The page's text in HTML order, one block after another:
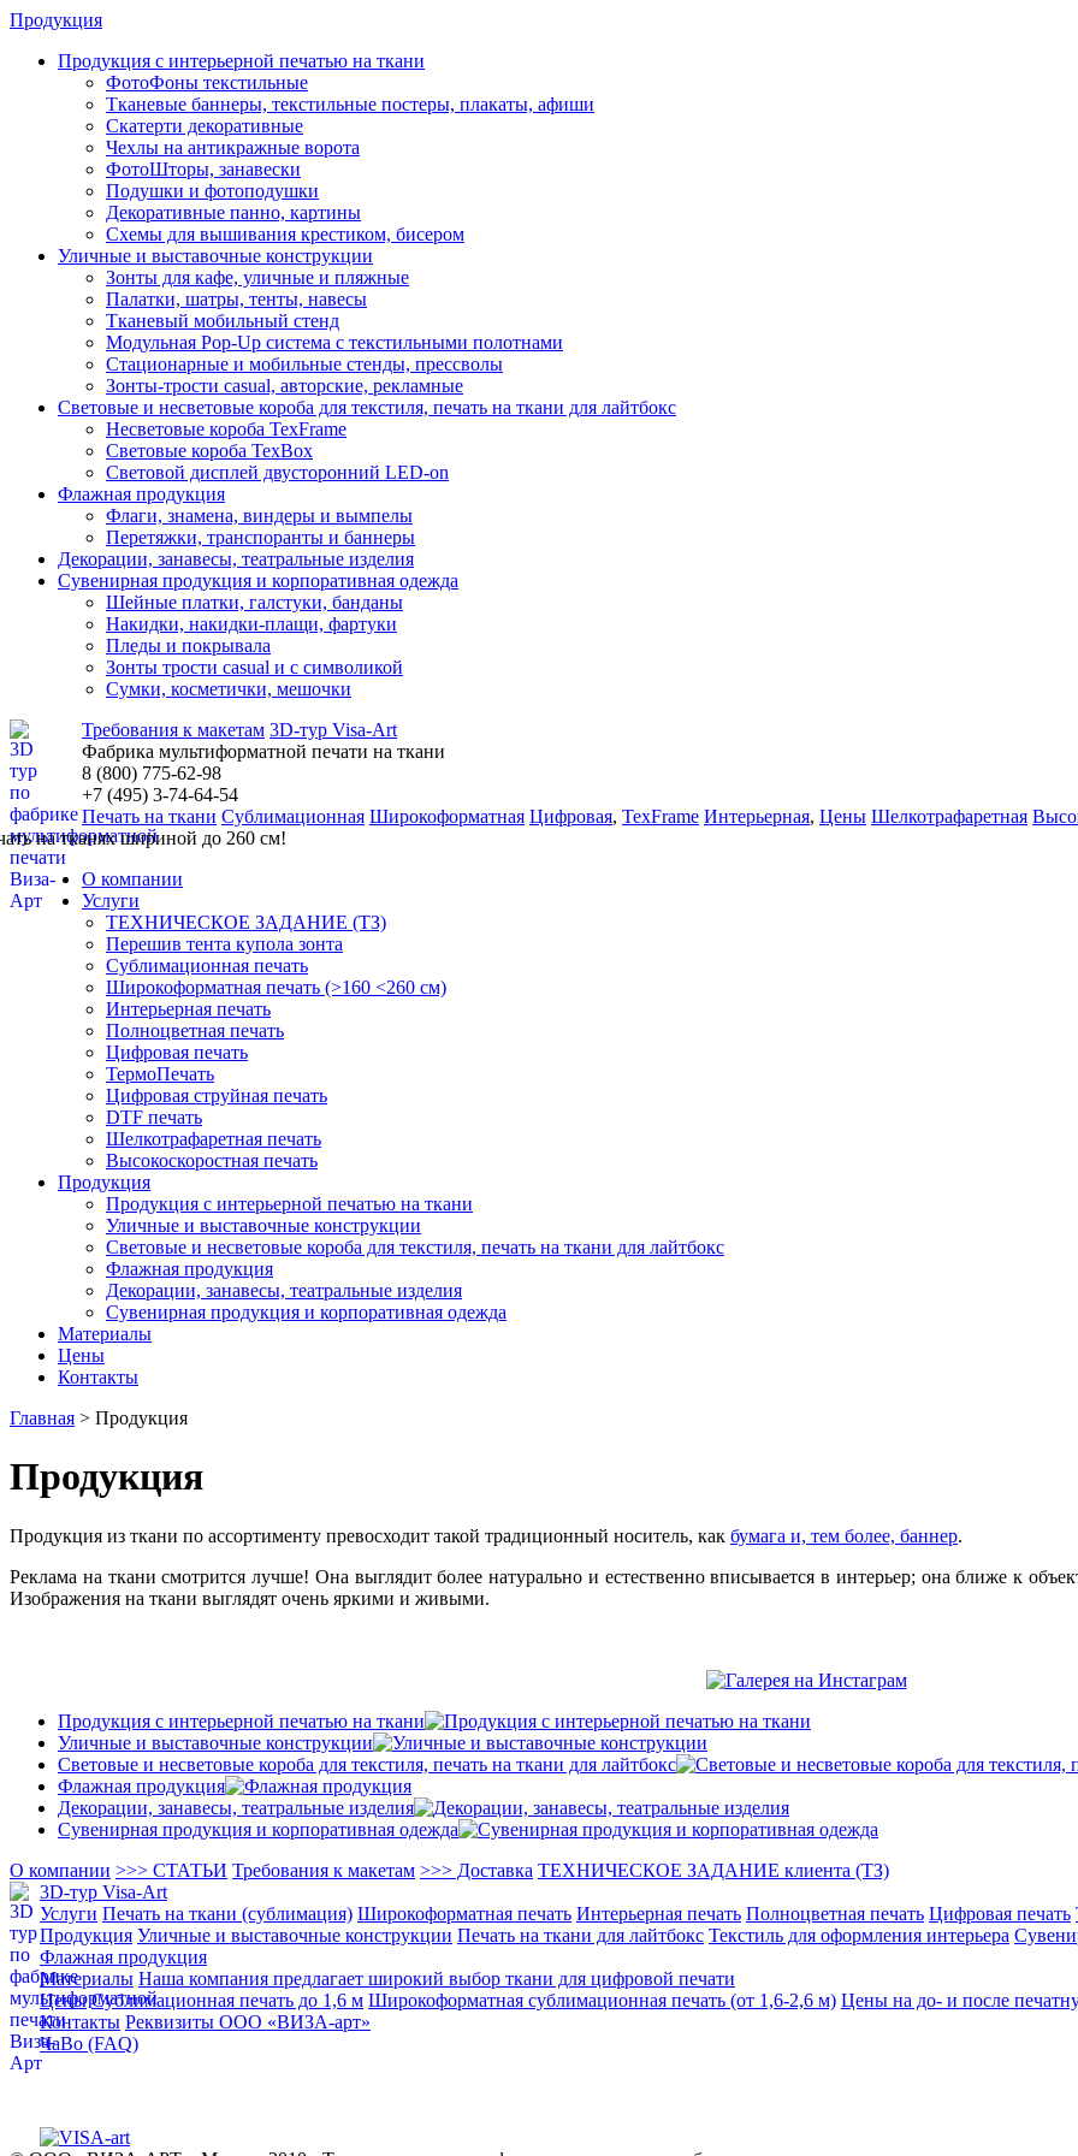
Продукция
Продукция с интерьерной печатью на ткани
ФотоФоны текстильные
Тканевые баннеры, текстильные постеры, плакаты, афиши
Скатерти декоративные
Чехлы на антикражные ворота
ФотоШторы, занавески
Подушки и фотоподушки
Декоративные панно, картины
Схемы для вышивания крестиком, бисером
Уличные и выставочные конструкции
Зонты для кафе, уличные и пляжные
Палатки, шатры, тенты, навесы
Тканевый мобильный стенд
Модульная Pop-Up система с текстильными полотнами
Стационарные и мобильные стенды, прессволы
Зонты-трости casual, авторские, рекламные
Световые и несветовые короба для текстиля, печать на ткани для лайтбокс
Несветовые короба TexFrame
Световые короба TexBox
Световой дисплей двусторонний LED-on
Флажная продукция
Флаги, знамена, виндеры и вымпелы
Перетяжки, транспоранты и баннеры
Декорации, занавесы, театральные изделия
Сувенирная продукция и корпоративная одежда
Шейные платки, галстуки, банданы
Накидки, накидки-плащи, фартуки
Пледы и покрывала
Зонты трости casual и с символикой
Сумки, косметички, мешочки
Требования к макетам 3D-тур Visa-Art
Фабрика мультиформатной печати на ткани
8 (800) 775-62-98
+7 (495) 3-74-64-54
Печать на ткани Сублимационная Широкоформатная Цифровая, TexFrame Интерьерная, Цены Шелкотрафаретная
на тканях шириной до 260 см!
О компании
Услуги
ТЕХНИЧЕСКОЕ ЗАДАНИЕ (ТЗ)
Перешив тента купола зонта
Сублимационная печать
Широкоформатная печать (>160 <260 см)
Интерьерная печать
Полноцветная печать
Цифровая печать
ТермоПечать
Цифровая струйная печать
DTF печать
Шелкотрафаретная печать
Высокоскоростная печать
Продукция
Продукция с интерьерной печатью на ткани
Уличные и выставочные конструкции
Световые и несветовые короба для текстиля, печать на ткани для лайтбокс
Флажная продукция
Декорации, занавесы, театральные изделия
Сувенирная продукция и корпоративная одежда
Материалы
Цены
Контакты
Главная > Продукция
Продукция
Продукция из ткани по ассортименту превосходит такой традиционный носитель, как бумага и, тем более, баннер.
Реклама на ткани смотрится лучше! Она выглядит более натурально и естественно вписывается в интерьер; она ближе к
Изображения на ткани выглядят очень яркими и живыми.
Продукция с интерьерной печатью на ткани
Уличные и выставочные конструкции
Световые и несветовые короба для текстиля, печать на ткани для лайтбокс
Флажная продукция
Декорации, занавесы, театральные изделия
Сувенирная продукция и корпоративная одежда
О компании >>> СТАТЬИ Требования к макетам >>> Доставка ТЕХНИЧЕСКОЕ ЗАДАНИЕ клиента (ТЗ)
3D-тур Visa-Art
Услуги Печать на ткани (сублимация) Широкоформатная печать Интерьерная печать Полноцветная печать Цифровая печать
Продукция Уличные и выставочные конструкции Печать на ткани для лайтбокс Текстиль для оформления интерьера
Флажная продукция
Материалы Наша компания предлагает широкий выбор ткани для цифровой печати
Цены Сублимационная печать до 1,6 м Широкоформатная сублимационная печать (от 1,6-2,6 м) Цены на до- и после
Контакты Реквизиты ООО «ВИЗА-арт»
ЧаВо (FAQ)